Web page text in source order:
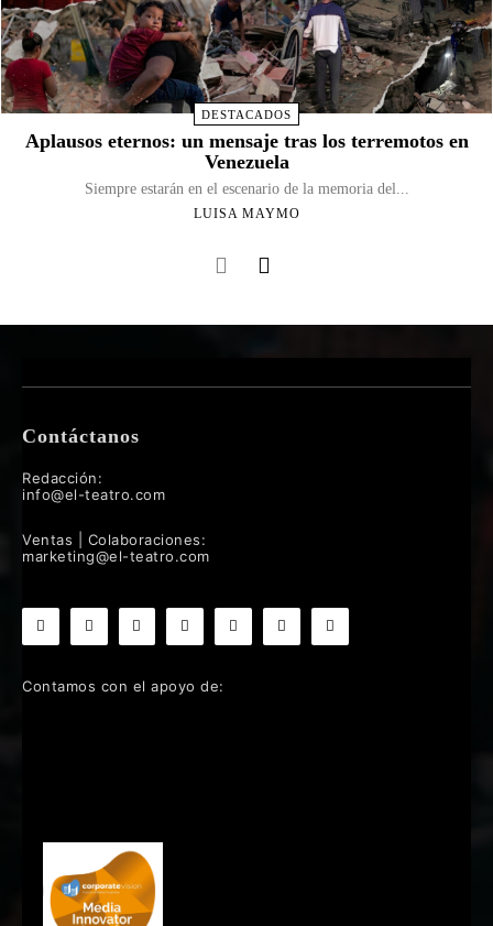
DESTACADOS
Aplausos eternos: un mensaje tras los terremotos en
Venezuela
Siempre estarán en el escenario de la memoria del...
LUISA MAYMO
Contáctanos
Redacción:
info@el-teatro.com
Ventas | Colaboraciones:
marketing@el-teatro.com
Contamos con el apoyo de: